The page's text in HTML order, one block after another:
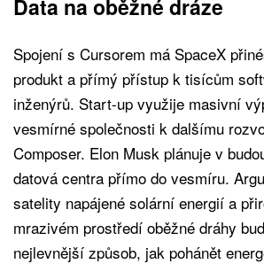
Data na oběžné dráze
Spojení s Cursorem má SpaceX
produkt a přímý přístup k tisícům
inženýrů. Start-up využije masivní
vesmírné společnosti k dalšímu
Composer. Elon Musk plánuje v
datová centra přímo do vesmíru.
satelity napájené solární energií a
mrazivém prostředí oběžné dráhy
nejlevnější způsob, jak pohánět